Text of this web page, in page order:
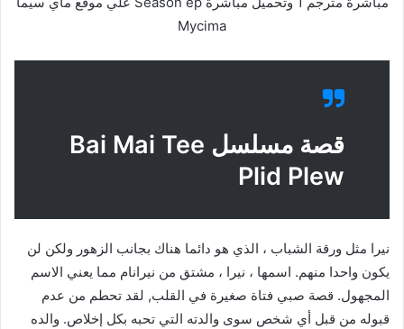
Mycima
قصة مسلسل Bai Mai Tee
Plid Plew
نيرا مثل ورقة الشباب ، الذي هو دائما هناك بجانب الزهور ولكن لن
يكون واحدا منهم. اسمها ، نيرا ، مشتق من نيرانام مما يعني الاسم
المجهول. قصة صبي فتاة صغيرة في القلب, لقد تحطم من عدم
قبوله من قبل أي شخص سوى والدته التي تحبه بكل إخلاص. والده